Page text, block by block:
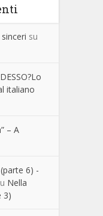
su
italiano
– A
6) -
Nella
3)